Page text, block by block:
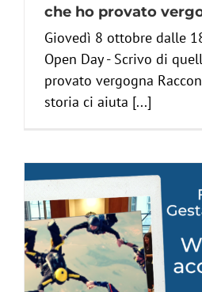
che ho provato
Giovedì 8 ottobre dalle
Open Day - Scrivo di
provato vergogna
storia ci aiuta [...]